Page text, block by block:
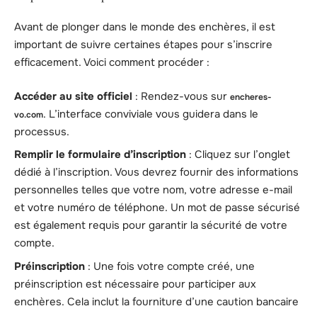
Avant de plonger dans le monde des enchères, il est
important de suivre certaines étapes pour s’inscrire
efficacement. Voici comment procéder :
Accéder au site officiel : Rendez-vous sur encheres-
vo.com. L’interface conviviale vous guidera dans le
processus.
Remplir le formulaire d’inscription : Cliquez sur l’onglet
dédié à l’inscription. Vous devrez fournir des informations
personnelles telles que votre nom, votre adresse e-mail
et votre numéro de téléphone. Un mot de passe sécurisé
est également requis pour garantir la sécurité de votre
compte.
Préinscription : Une fois votre compte créé, une
préinscription est nécessaire pour participer aux
enchères. Cela inclut la fourniture d’une caution bancaire